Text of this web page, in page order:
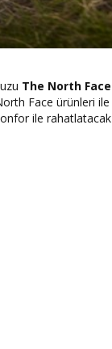
The North Face
Face ürünleri ile
ile rahatlatacak